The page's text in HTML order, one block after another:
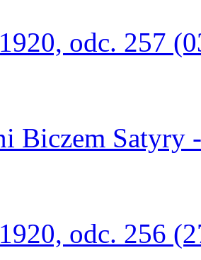
odc. 257
Biczem Satyry
odc. 256